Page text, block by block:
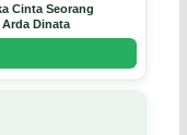
Cinta Seorang
Dinata